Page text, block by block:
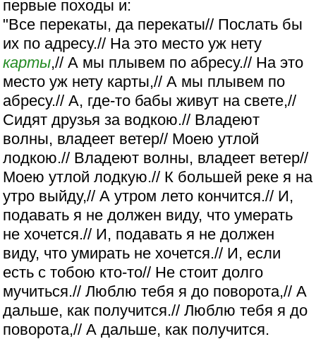
первые походы и:
"Все перекаты, да перекаты// Послать бы
их по адресу.// На это место уж нету
карты,// А мы плывем по абресу.// На это
место уж нету карты,// А мы плывем по
абресу.// А, где-то бабы живут на свете,//
Сидят друзья за водкою.// Владеют
волны, владеет ветер// Моею утлой
лодкою.// Владеют волны, владеет ветер//
Моею утлой лодкую.// К большей реке я на
утро выйду,// А утром лето кончится.// И,
подавать я не должен виду, что умерать
не хочется.// И, подавать я не должен
виду, что умирать не хочется.// И, если
есть с тобою кто-то// Не стоит долго
мучиться.// Люблю тебя я до поворота,// А
дальше, как получится.// Люблю тебя я до
поворота,// А дальше, как получится.